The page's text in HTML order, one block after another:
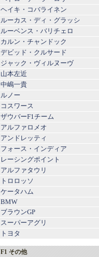
ヘイキ・コバライネン
ルーカス・ディ・グラッシ
ルーベンス・バリチェロ
カルン・チャンドック
デビッド・クルサード
ジャック・ヴィルヌーヴ
山本左近
中嶋一貴
ルノー
コスワース
ザウバーF1チーム
アルファロメオ
アンドレッティ
フォース・インディア
レーシングポイント
アルファタウリ
トロロッソ
ケータハム
BMW
ブラウンGP
スーパーアグリ
トヨタ
F1 その他